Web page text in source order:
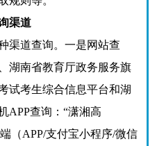
渠道
道查询。一是网站查
湖南省教育厅政务服务旗
试考生综合信息平台和湖
APP查询：“潇湘高
（APP/支付宝小程序/微信